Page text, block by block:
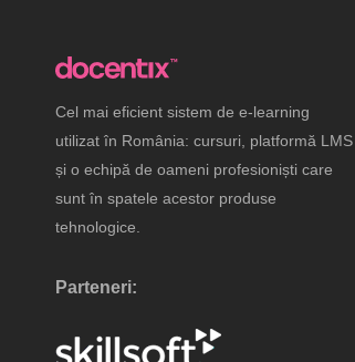
Cel mai eficient sistem de e-learning
utilizat în România: cursuri, platformă LMS
și o echipă de oameni profesioniști care
sunt în spatele acestor produse
tehnologice.
Parteneri: